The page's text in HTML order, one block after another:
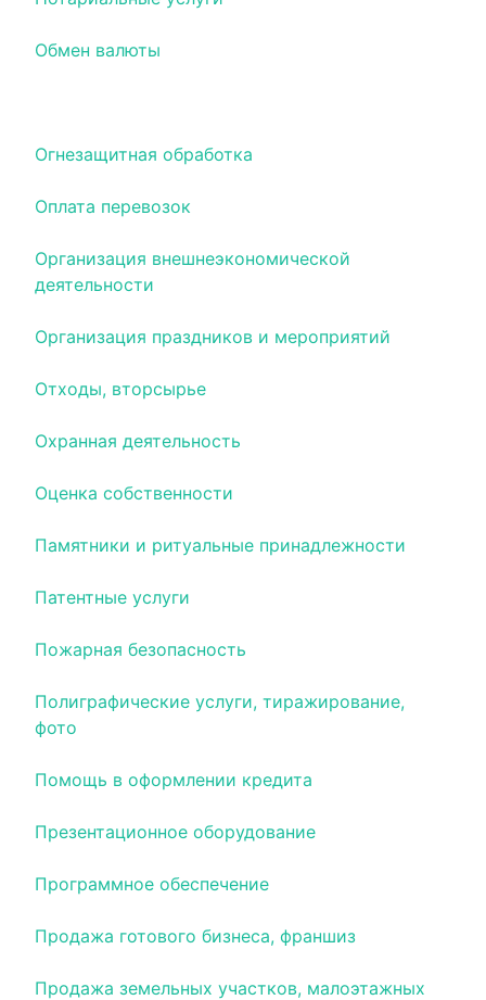
Обмен валюты
Огнезащитная обработка
Оплата перевозок
Организация внешнеэкономической
деятельности
Организация праздников и мероприятий
Отходы, вторсырье
Охранная деятельность
Оценка собственности
Памятники и ритуальные принадлежности
Патентные услуги
Пожарная безопасность
Полиграфические услуги, тиражирование,
фото
Помощь в оформлении кредита
Презентационное оборудование
Программное обеспечение
Продажа готового бизнеса, франшиз
Продажа земельных участков, малоэтажных